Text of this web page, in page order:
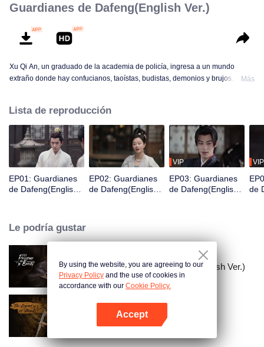
Guardianes de Dafeng(English Ver.)
Xu Qi An, un graduado de la academia de policía, ingresa a un mundo
extraño donde hay confucianos, taoístas, budistas, demonios y brujos.
organización de guardianes para cambiar su destino y así convertirse en un
Guardián.
Más
Lista de reproducción
EP01: Guardianes
de Dafeng(English
EP02: Guardianes
de Dafeng(English
VIP
EP03: Guardianes
de Dafeng(English
VIP
de
Le podría gustar
El Prisionero de la Belleza (English Ver.)
La leyenda de ShenLi
By using the website, you are agreeing to our
Privacy Policy and the use of cookies in
accordance with our Cookie Policy.
Accept